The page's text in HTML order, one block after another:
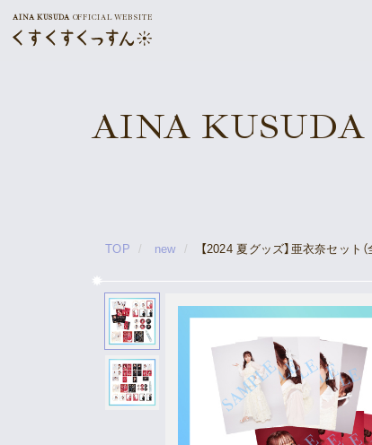
AINA KUSUDAOFFICIAL WEBSITE
AINA KUSUDA
TOP new 【2024 夏グッズ】亜衣奈セッ